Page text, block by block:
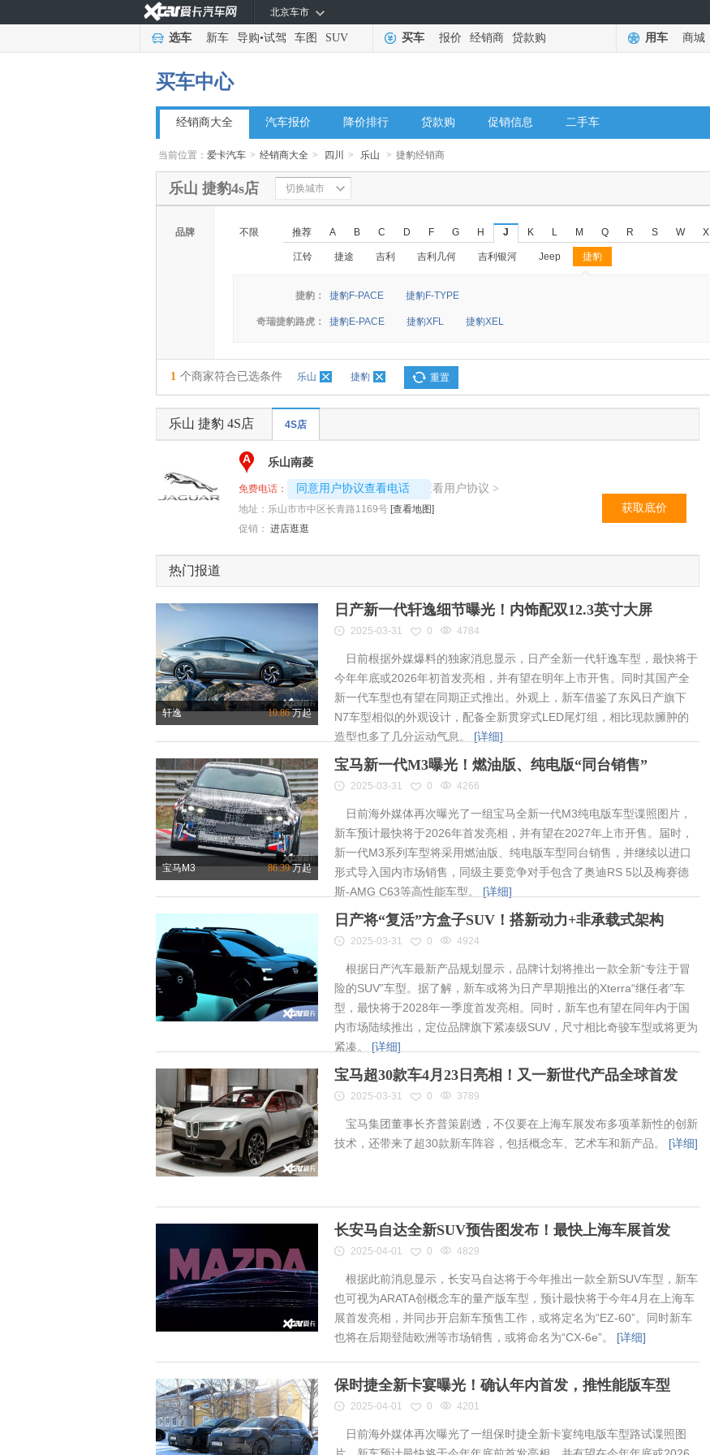
北京车市
选车 新车 导购•试驾 车图 SUV 买车 报价 经销商 贷款购 用车 商城
买车中心
经销商大全 汽车报价 降价排行 贷款购 促销信息 二手车
当前位置： 爱卡汽车 > 经销商大全 > 四川 > 乐山 > 捷豹经销商
乐山 捷豹4s店 切换城市
品牌 不限 推荐 A B C D F G H J K L M Q R S W X
江铃 捷途 吉利 吉利几何 吉利银河 Jeep 捷豹
◆
◆
捷豹： 捷豹F-PACE 捷豹F-TYPE
奇瑞捷豹路虎： 捷豹E-PACE 捷豹XFL 捷豹XEL
1 个商家符合已选条件 乐山 捷豹 重置
乐山 捷豹 4S店 4S店
A 乐山南菱
免费电话： 同意用户协议查看电话
4008192696-8237 查看用户协议 >
地址： 乐山市市中区长青路1169号 [查看地图]
促销： 进店逛逛
获取底价
热门报道
轩逸 10.86万起
日产新一代轩逸细节曝光！内饰配双12.3英寸大屏
2025-03-31 0 4784
日前根据外媒爆料的独家消息显示，日产全新一代轩逸车型，最快将于
今年年底或2026年初首发亮相，并有望在明年上市开售。同时其国产全
新一代车型也有望在同期正式推出。外观上，新车借鉴了东风日产旗下
N7车型相似的外观设计，配备全新贯穿式LED尾灯组，相比现款臃肿的
造型也多了几分运动气息。 [详细]
宝马M3 86.39万起
宝马新一代M3曝光！燃油版、纯电版“同台销售”
2025-03-31 0 4266
日前海外媒体再次曝光了一组宝马全新一代M3纯电版车型谍照图片，
新车预计最快将于2026年首发亮相，并有望在2027年上市开售。届时，
新一代M3系列车型将采用燃油版、纯电版车型同台销售，并继续以进口
形式导入国内市场销售，同级主要竞争对手包含了奥迪RS 5以及梅赛德
斯-AMG C63等高性能车型。 [详细]
日产将“复活”方盒子SUV！搭新动力+非承载式架构
2025-03-31 0 4924
根据日产汽车最新产品规划显示，品牌计划将推出一款全新“专注于冒
险的SUV”车型。据了解，新车或将为日产早期推出的Xterra“继任者”车
型，最快将于2028年一季度首发亮相。同时，新车也有望在同年内于国
内市场陆续推出，定位品牌旗下紧凑级SUV，尺寸相比奇骏车型或将更为
紧凑。 [详细]
宝马超30款车4月23日亮相！又一新世代产品全球首发
2025-03-31 0 3789
宝马集团董事长齐普策剧透，不仅要在上海车展发布多项革新性的创新
技术，还带来了超30款新车阵容，包括概念车、艺术车和新产品。 [详细]
长安马自达全新SUV预告图发布！最快上海车展首发
2025-04-01 0 4829
根据此前消息显示，长安马自达将于今年推出一款全新SUV车型，新车
也可视为ARATA创概念车的量产版车型，预计最快将于今年4月在上海车
展首发亮相，并同步开启新车预售工作，或将定名为“EZ-60”。同时新车
也将在后期登陆欧洲等市场销售，或将命名为“CX-6e”。 [详细]
保时捷全新卡宴曝光！确认年内首发，推性能版车型
2025-04-01 0 4201
日前海外媒体再次曝光了一组保时捷全新卡宴纯电版车型路试谍照图